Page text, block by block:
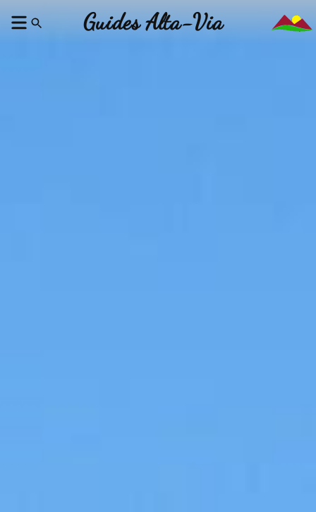
Guides Alta-Via